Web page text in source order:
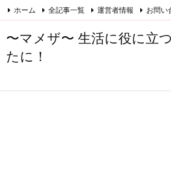
〜マメザ〜 生活に役に立
たに！
ホーム 全記事一覧 運営者情報 お問い